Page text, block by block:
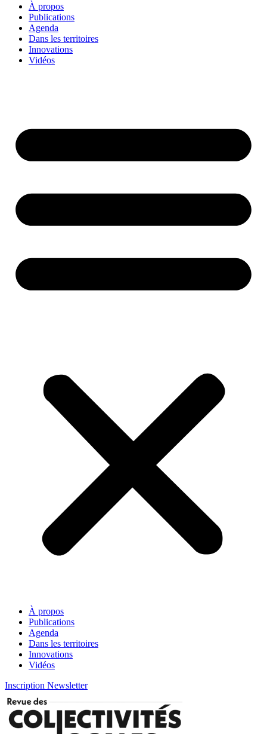
À propos
Publications
Agenda
Dans les territoires
Innovations
Vidéos
À propos
Publications
Agenda
Dans les territoires
Innovations
Vidéos
Inscription Newsletter